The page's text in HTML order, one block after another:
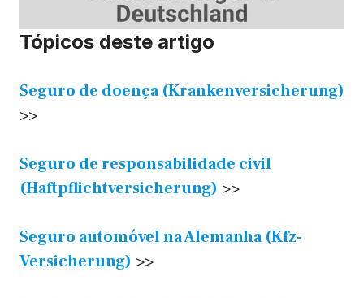
Tópicos deste artigo
Seguro de doença (Krankenversicherung)
>>
Seguro de responsabilidade civil
(Haftpflichtversicherung) >>
Seguro automóvel na Alemanha (Kfz-
Versicherung) >>